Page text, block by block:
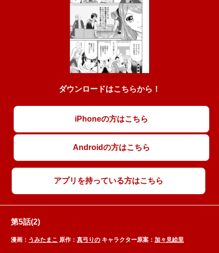
ダウンロードはこちらから！
iPhoneの方はこちら
Androidの方はこちら
アプリを持っている方はこちら
第5話(2)
漫画： うみたまこ 原作：真弓りの キャラクター原案：加々見絵里